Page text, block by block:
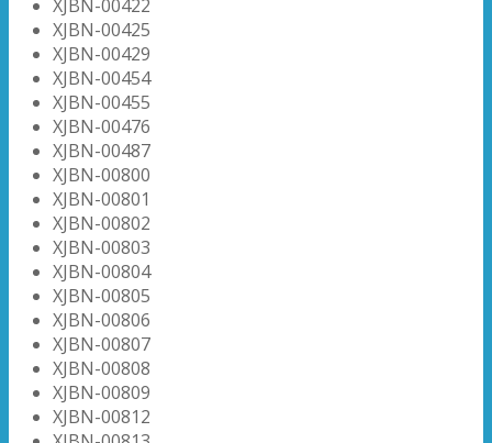
XJBN-00422
XJBN-00425
XJBN-00429
XJBN-00454
XJBN-00455
XJBN-00476
XJBN-00487
XJBN-00800
XJBN-00801
XJBN-00802
XJBN-00803
XJBN-00804
XJBN-00805
XJBN-00806
XJBN-00807
XJBN-00808
XJBN-00809
XJBN-00812